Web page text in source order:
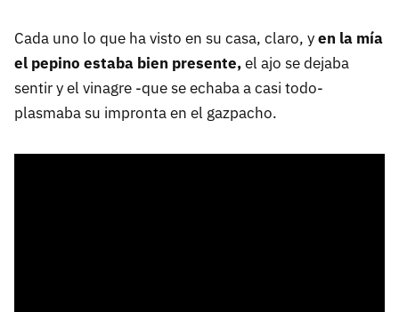
Cada uno lo que ha visto en su casa, claro, yen la mía
el pepino estaba bien presente,el ajo se dejaba
sentir y el vinagre -que se echaba a casi todo-
plasmaba su impronta en el gazpacho.